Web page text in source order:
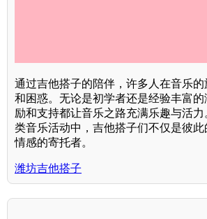
通过吉他搭子的陪伴，许多人在音乐
和困惑。无论是初学者还是经验丰富
励和支持都让音乐之路充满乐趣与活
类音乐活动中，吉他搭子们不仅是彼
情感的寄托者。
潍坊吉他搭子